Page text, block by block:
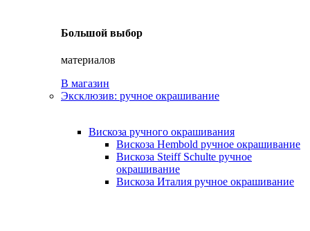
Большой выбор
материалов
В магазин
Эксклюзив: ручное окрашивание
Вискоза ручного окрашивания
Вискоза Hembold ручное окрашивание
Вискоза Steiff Schulte ручное
окрашивание
Вискоза Италия ручное окрашивание